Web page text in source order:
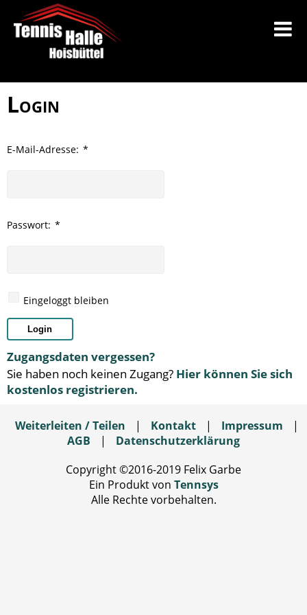
Login
E-Mail-Adresse: *
Passwort: *
Eingeloggt bleiben
Login
Zugangsdaten vergessen?
Sie haben noch keinen Zugang? Hier können Sie sich
kostenlos registrieren.
Weiterleiten / Teilen | Kontakt | Impressum
|
AGB
|
Datenschutzerklärung
Copyright ©2016-2019 Felix Garbe
Ein Produkt von Tennsys
Alle Rechte vorbehalten.